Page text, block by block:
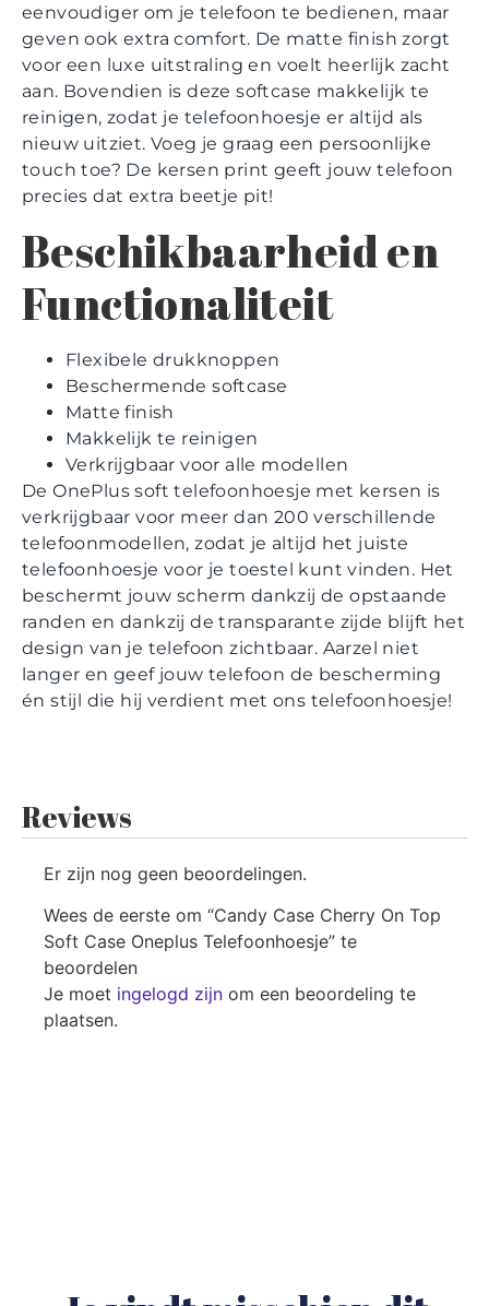
eenvoudiger om je telefoon te bedienen, maar
geven ook extra comfort. De matte finish zorgt
voor een luxe uitstraling en voelt heerlijk zacht
aan. Bovendien is deze softcase makkelijk te
reinigen, zodat je telefoonhoesje er altijd als
nieuw uitziet. Voeg je graag een persoonlijke
touch toe? De kersen print geeft jouw telefoon
precies dat extra beetje pit!
Beschikbaarheid en
Functionaliteit
Flexibele drukknoppen
Beschermende softcase
Matte finish
Makkelijk te reinigen
Verkrijgbaar voor alle modellen
De OnePlus soft telefoonhoesje met kersen is
verkrijgbaar voor meer dan 200 verschillende
telefoonmodellen, zodat je altijd het juiste
telefoonhoesje voor je toestel kunt vinden. Het
beschermt jouw scherm dankzij de opstaande
randen en dankzij de transparante zijde blijft het
design van je telefoon zichtbaar. Aarzel niet
langer en geef jouw telefoon de bescherming
én stijl die hij verdient met ons telefoonhoesje!
Reviews
Er zijn nog geen beoordelingen.
Wees de eerste om “Candy Case Cherry On Top
Soft Case Oneplus Telefoonhoesje” te
beoordelen
Je moet ingelogd zijn om een beoordeling te
plaatsen.